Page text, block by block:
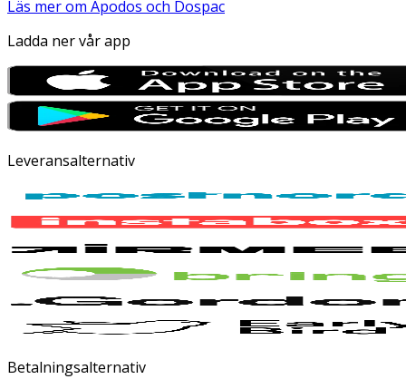
Läs mer om Apodos och Dospac
Ladda ner vår app
Leveransalternativ
Betalningsalternativ